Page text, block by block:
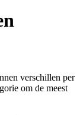
verschillen per
om de meest